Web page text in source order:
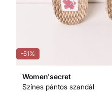
-51%
Women'secret
Színes pántos szandál